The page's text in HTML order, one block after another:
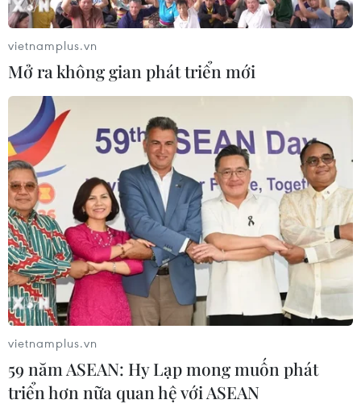
Đề nghị điều chỉnh chỉ tiêu sản lượng,
doanh thu xe buýt Hà Nội
24/06/2021 11:27
Do ảnh hưởng của dịch COVID-19, sản lượng xe buýt
của thành phố Hà Nội đã liên tục giảm sút và ảnh
hưởng tới nguồn thu của các đơn vị vận tải.
vietnamplus.vn
Mở ra không gian phát triển mới
vietnamplus.vn
59 năm ASEAN: Hy Lạp mong muốn phát
triển hơn nữa quan hệ với ASEAN